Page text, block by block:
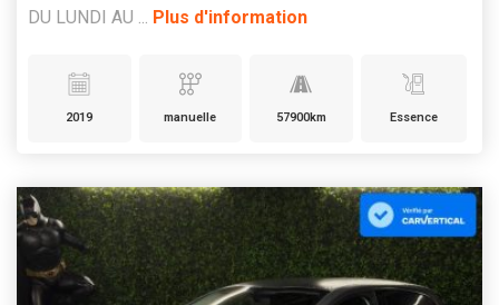
DU LUNDI AU ... Plus d'information
2019 manuelle 57900km Essence